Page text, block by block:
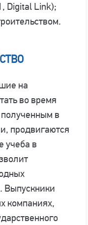
Digital Link);
на
во время
в
продвигаются
учеба в
Выпускники
компаниях,